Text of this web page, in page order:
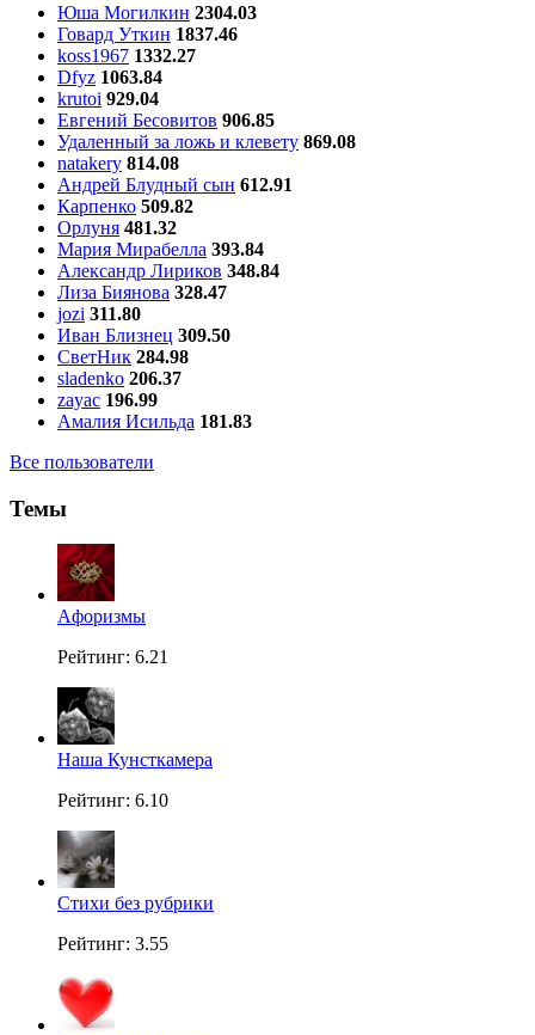
Юша Могилкин 2304.03
Говард Уткин 1837.46
koss1967 1332.27
Dfyz 1063.84
krutoi 929.04
Евгений Бесовитов 906.85
Удаленный за ложь и клевету 869.08
natakery 814.08
Андрей Блудный сын 612.91
Карпенко 509.82
Орлуня 481.32
Мария Мирабелла 393.84
Александр Лириков 348.84
Лиза Биянова 328.47
jozi 311.80
Иван Близнец 309.50
СветНик 284.98
sladenko 206.37
zayac 196.99
Амалия Исильда 181.83
Все пользователи
Темы
Aфоризмы
Рейтинг: 6.21
Наша Кунсткамера
Рейтинг: 6.10
Стихи без рубрики
Рейтинг: 3.55